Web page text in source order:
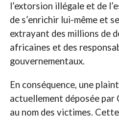
l’extorsion illégale et de
de s’enrichir lui-même et
extrayant des millions de
africaines et des
gouvernementaux.
En conséquence, une
actuellement déposée par
au nom des victimes.